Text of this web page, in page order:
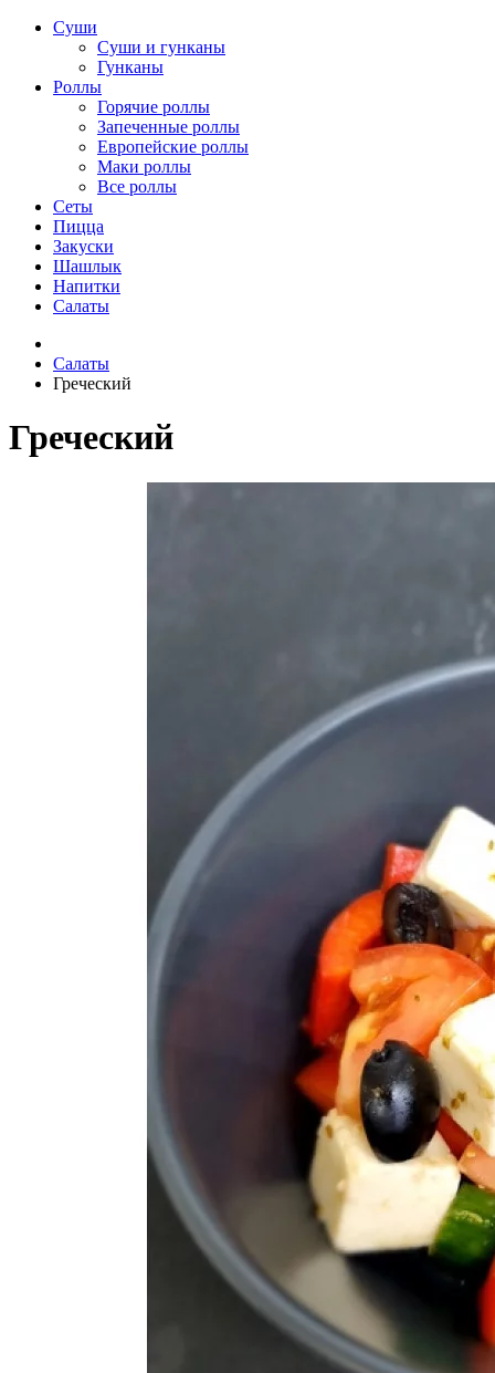
Суши
Суши и гунканы
Гунканы
Роллы
Горячие роллы
Запеченные роллы
Европейские роллы
Маки роллы
Все роллы
Сеты
Пицца
Закуски
Шашлык
Напитки
Салаты
Салаты
Греческий
Греческий